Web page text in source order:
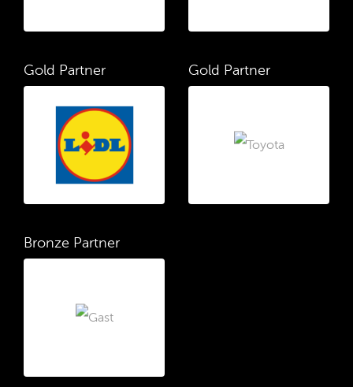
Gold Partner Gold Partner
Bronze Partner